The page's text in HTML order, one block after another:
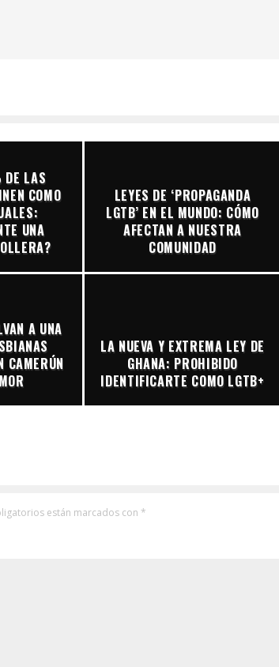
LAS
COMO
UNA
LEYES DE ‘PROPAGANDA
LGTB’ EN EL MUNDO: CÓMO
AFECTAN A NUESTRA
COMUNIDAD
A UNA
CAMERÚN
LA NUEVA Y EXTREMA LEY DE
GHANA: PROHIBIDO
IDENTIFICARTE COMO LGTB+
están marcados con *